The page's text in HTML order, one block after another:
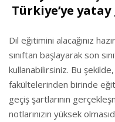
Türkiye’ye yatay
Dil eğitimini alacağınız
sınıftan başlayarak son
kullanabilirsiniz. Bu
fakültelerinden birinde
geçiş şartlarının
notlarınızın yüksek